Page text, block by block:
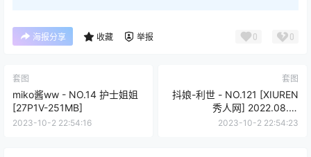
海报分享 收藏 举报 0 0
套图
miko酱ww - NO.14 护士姐姐
[27P1V-251MB]
2023-10-2 22:54:16
套图
抖娘-利世 - NO.121 [XIUREN
秀人网] 2022.08.17
NO.5450[80P-640MB]
2023-10-2 22:54:23